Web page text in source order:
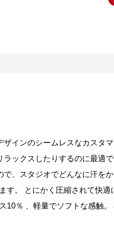
インのシームレスなカスタ
ックスしたりするのに最適で
、スタジオでどんなに汗を
。 とにかく圧縮されて快適
10％
、軽量でソフトな感触